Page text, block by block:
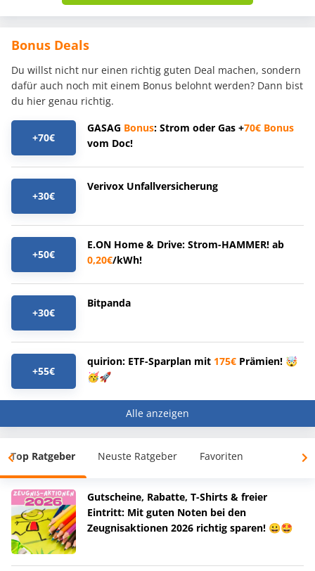
Bonus Deals
Du willst nicht nur einen richtig guten Deal machen, sondern
dafür auch noch mit einem Bonus belohnt werden? Dann bist
du hier genau richtig.
+70€
GASAG Bonus: Strom oder Gas +70€ Bonus
vom Doc!
+30€
Verivox Unfallversicherung
+50€
E.ON Home & Drive: Strom-HAMMER! ab
0,20€/kWh!
+30€
Bitpanda
+55€
quirion: ETF-Sparplan mit 175€ Prämien! 🤯
🥳🚀
Alle anzeigen
Top Ratgeber Neuste Ratgeber Favoriten
Gutscheine, Rabatte, T-Shirts & freier
Eintritt: Mit guten Noten bei den
Zeugnisaktionen 2026 richtig sparen! 😀🤩